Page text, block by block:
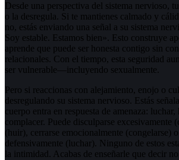
Desde una perspectiva del sistema nervioso,
o la desregula. Si te mantienes calmado y
no, estás enviando una señal a su sistema
Soy estable. Estamos bien». Esto construye
aprende que puede ser honesta contigo sin
relacionales. Con el tiempo, esta seguridad
ser vulnerable—incluyendo sexualmente.
Pero si reaccionas con alejamiento, enojo o
desregulando su sistema nervioso. Estás
cuerpo entra en respuesta de amenaza:
complacer. Puede disculparse excesivamente
(huir), cerrarse emocionalmente (congelarse)
defensivamente (luchar). Ninguno de estos
la intimidad. Acabas de enseñarle que decir no